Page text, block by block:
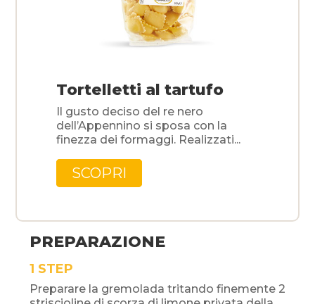
Tortelletti al tartufo
Il gusto deciso del re nero
dell’Appennino si sposa con la
finezza dei formaggi. Realizzati...
SCOPRI
PREPARAZIONE
STEP
Preparare la gremolada tritando finemente 2